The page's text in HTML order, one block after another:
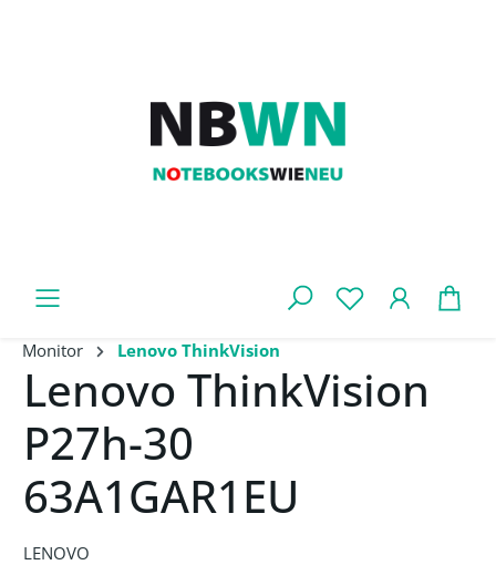
Monitor Lenovo ThinkVision
Lenovo ThinkVision
P27h-30
63A1GAR1EU
LENOVO